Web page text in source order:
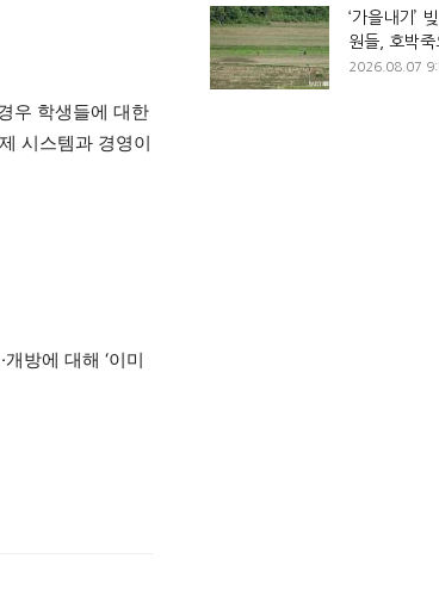
우 학생들에 대한
시스템과 경영이
방에 대해 ‘이미
‘가을내기’
원들, 호박죽
2026.08.07